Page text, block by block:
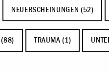
NEUERSCHEINUNGEN (52)
(88) TRAUMA (1)